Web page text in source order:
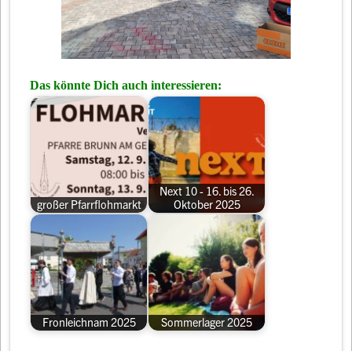
Das könnte Dich auch interessieren:
großer Pfarrflohmarkt
Next 10 - 16. bis 26.
Oktober 2025
Fronleichnam 2025 Sommerlager 2025